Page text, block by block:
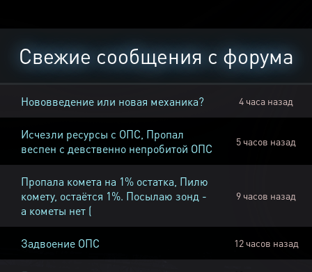
Свежие сообщения с форума
Нововведение или новая механика? 4 часа назад
Исчезли ресурсы с ОПС, Пропал
веспен с девственно непробитой ОПС
5 часов назад
Пропала комета на 1% остатка, Пилю
комету, остаётся 1%. Посылаю зонд -
а кометы нет (
9 часов назад
Задвоение ОПС 12 часов назад